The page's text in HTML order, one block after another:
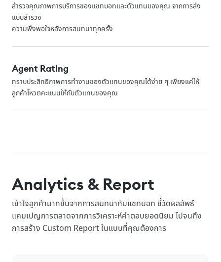
สำรวจคุณภาพการบริการของแชทบอทและตัวแทนของคุณ จากการส่ง
แบบสำรวจ
ความพึงพอใจหลังการสนทนาทุกครั้ง
Agent Rating
ทราบประสิทธิภาพการทำงานของตัวแทนของคุณได้ง่าย ๆ เพียงแค่ให้
ลูกค้าโหวตคะแนนให้กับตัวแทนของคุณ
Analytics & Report
เข้าใจลูกค้ามากขึ้นจากการสนทนากับแชทบอท ชี้วัดผลลัพธ์
แคมเปญการตลาดจากการวิเคราะห์คำตอบยอดนิยม ไปจนถึง
การสร้าง Custom Report ในแบบที่คุณต้องการ